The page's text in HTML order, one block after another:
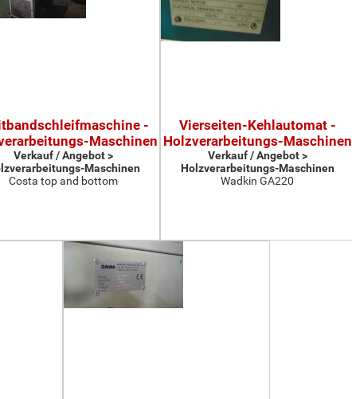
-
Maschinen
Verkauf / Angebot >
Maschinen
Costa top and bottom
Vierseiten-Kehlautomat -
Holzverarbeitungs-Maschinen
Verkauf / Angebot >
Holzverarbeitungs-Maschinen
Wadkin GA220